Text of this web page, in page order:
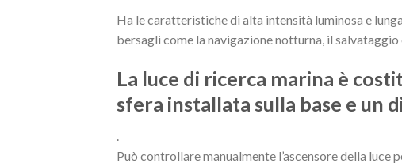
Ha le caratteristiche di alta intensità luminosa e
bersagli come la navigazione notturna, il salvataggio
La luce di ricerca marina è
sfera installata sulla base e un
.
Può controllare manualmente l’ascensore della